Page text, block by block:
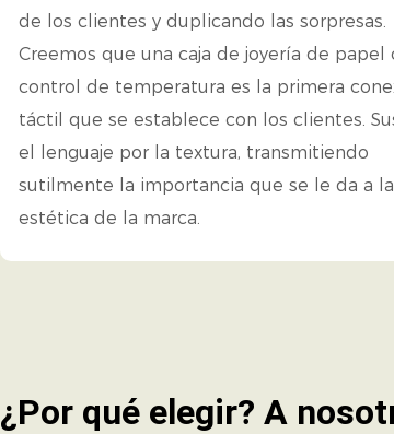
de los clientes y duplicando las sorpresas.
Creemos que una caja de joyería de papel
control de temperatura es la primera
táctil que se establece con los clientes.
el lenguaje por la textura, transmitiendo
sutilmente la importancia que se le da a la
estética de la marca.
¿Por qué elegir? A